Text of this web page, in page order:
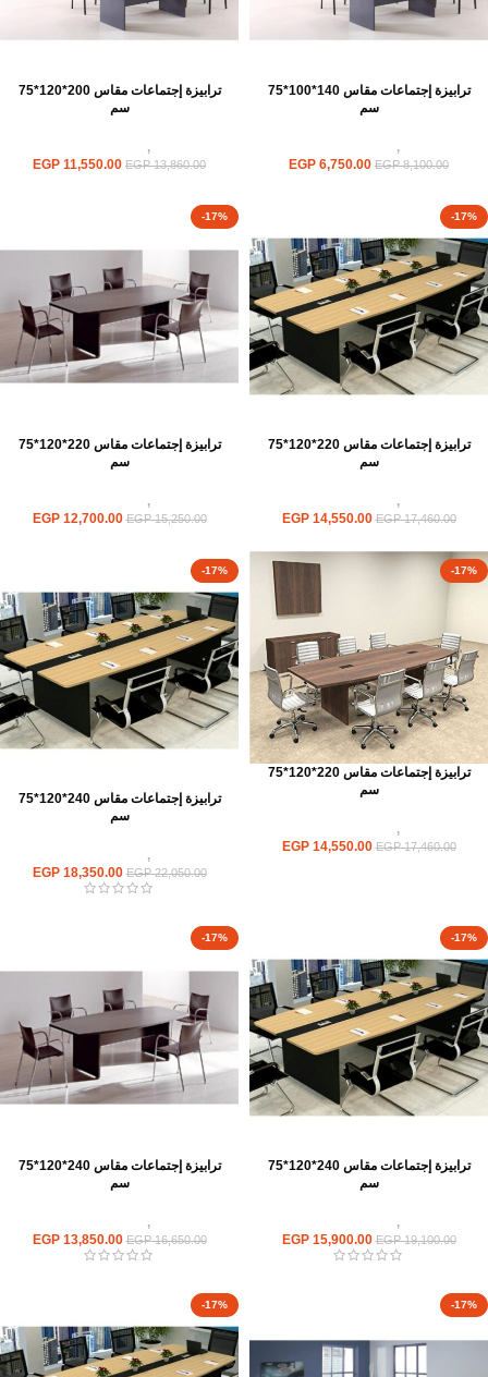
ترابيزة إجتماعات مقاس 140*100*75
سم
ترابيزات,
EGP8,100.00
EGP 6,750.00
ترابيزة إجتماعات مقاس 200*120*75
سم
ترابيزات,
EGP13,860.00
EGP 11,550.00
-17%
ترابيزة إجتماعات مقاس 220*120*75
سم
ترابيزات,
EGP17,460.00
EGP14,550.00
-17%
ترابيزة إجتماعات مقاس 220*120*75
سم
ترابيزات,
EGP15,250.00
EGP12,700.00
-17%
ترابيزة إجتماعات مقاس 220*120*75
سم
ترابيزات,
EGP17,460.00
EGP14,550.00
-17%
ترابيزة إجتماعات مقاس 240*120*75
سم
ترابيزات,
EGP22,050.00
EGP18,350.00
-17%
ترابيزة إجتماعات مقاس 240*120*75
سم
ترابيزات,
EGP19,100.00
EGP15,900.00
-17%
ترابيزة إجتماعات مقاس 240*120*75
سم
ترابيزات,
EGP16,650.00
EGP13,850.00
-17%
-17%